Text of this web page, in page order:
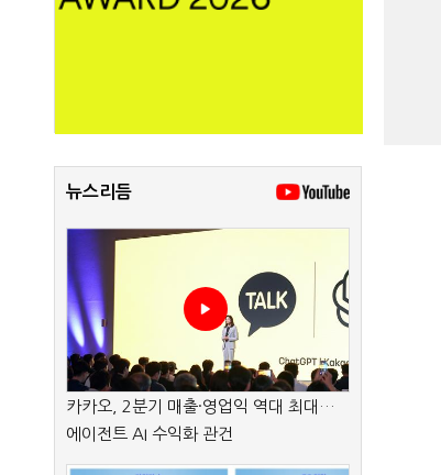
뉴스리듬
카카오, 2분기 매출·영업익 역대 최대…
에이전트 AI 수익화 관건